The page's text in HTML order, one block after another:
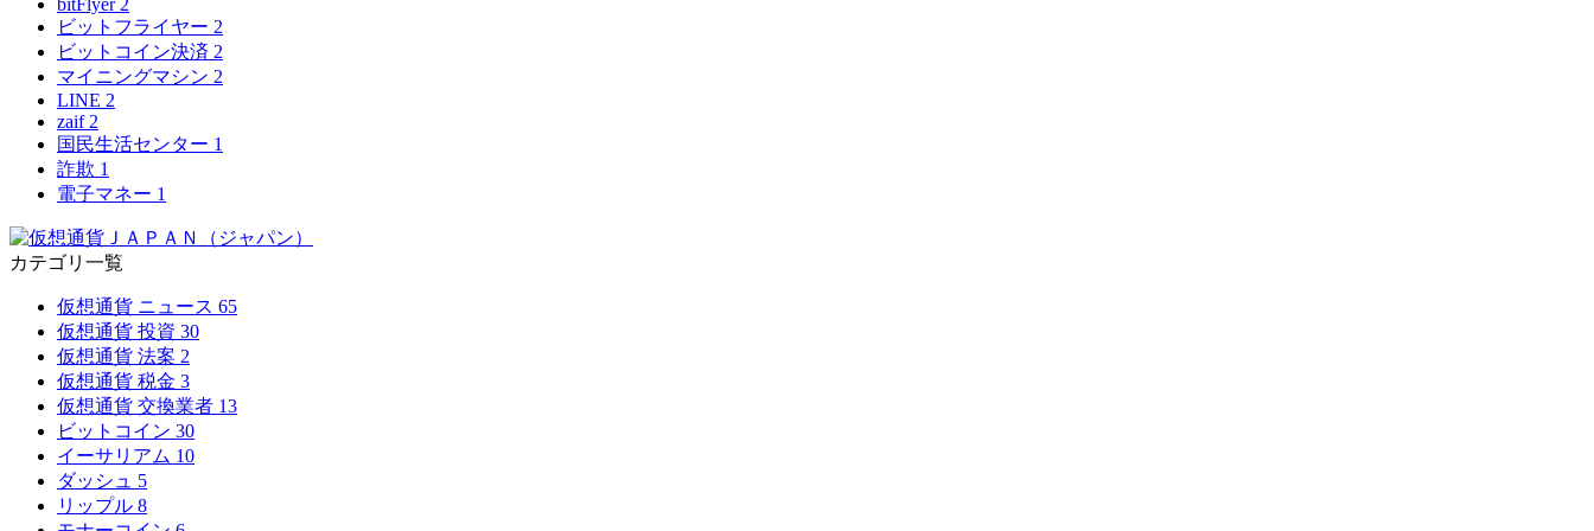
ビットフライヤー 2
ビットコイン決済 2
マイニングマシン 2
LINE 2
zaif 2
国民生活センター 1
詐欺 1
電子マネー 1
カテゴリ一覧
仮想通貨 ニュース 65
仮想通貨 投資 30
仮想通貨 法案 2
仮想通貨 税金 3
仮想通貨 交換業者 13
ビットコイン 30
イーサリアム 10
ダッシュ 5
リップル 8